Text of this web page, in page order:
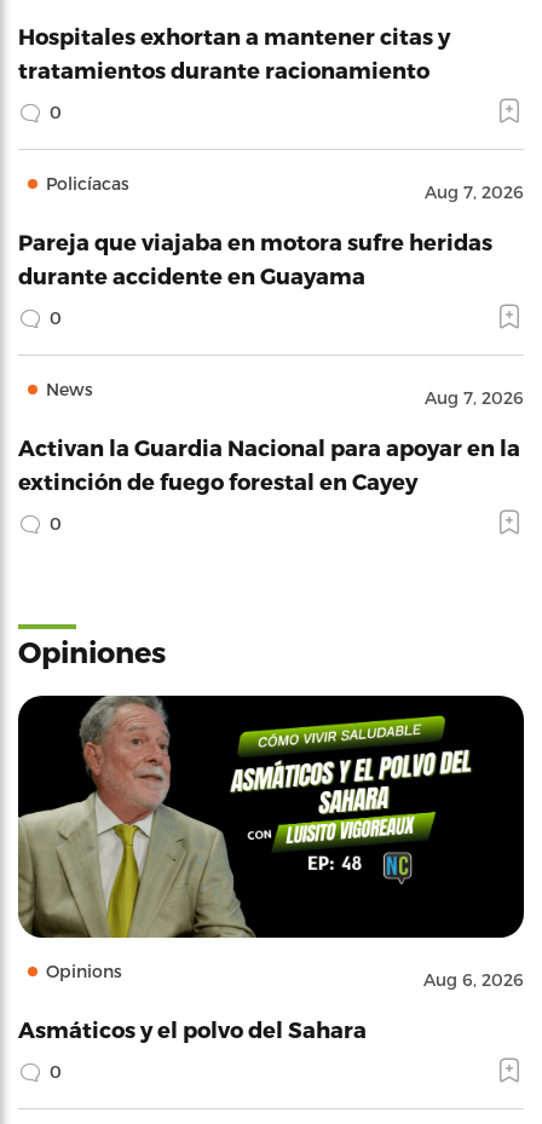
Hospitales exhortan a mantener citas y
tratamientos durante racionamiento
0
Policíacas Aug 7, 2026
Pareja que viajaba en motora sufre heridas
durante accidente en Guayama
0
News Aug 7, 2026
Activan la Guardia Nacional para apoyar en la
extinción de fuego forestal en Cayey
0
Opiniones
Opinions Aug 6, 2026
Asmáticos y el polvo del Sahara
0